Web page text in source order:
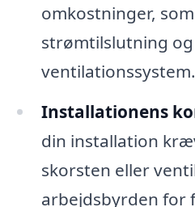
omkostninger,
strømtilslutning og
ventilationssystem.
Installationens
din installation
skorsten eller
arbejdsbyrden for